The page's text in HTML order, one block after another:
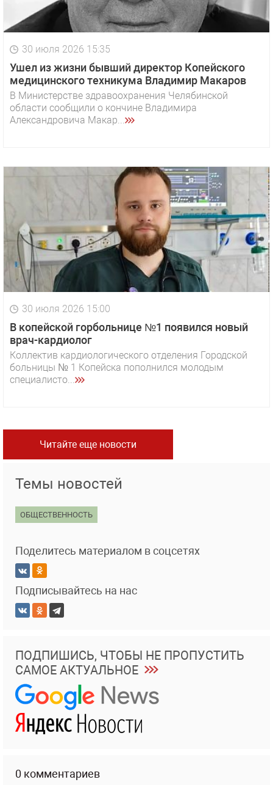
30 июля 2026 15:35
Ушел из жизни бывший директор Копейского
медицинского техникума Владимир Макаров
В Министерстве здравоохранения Челябинской
области сообщили о кончине Владимира
Александровича Макар...
30 июля 2026 15:00
В копейской горбольнице №1 появился новый
врач-кардиолог
Коллектив кардиологического отделения Городской
больницы № 1 Копейска пополнился молодым
специалисто...
Читайте еще новости
Темы новостей
ОБЩЕСТВЕННОСТЬ
Поделитесь материалом в соцсетях
Подписывайтесь на нас
ПОДПИШИСЬ, ЧТОБЫ НЕ ПРОПУСТИТЬ
САМОЕ АКТУАЛЬНОЕ
0 комментариев